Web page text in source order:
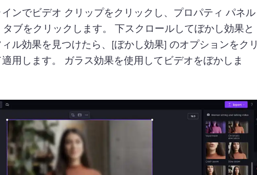
ンでビデオ クリップをクリックし、プロパティ パネル
ブをクリックします。 下スクロールしてぼかし効果と
ル効果を見つけたら、[ぼかし効果] のオプションをクリ
用します。 ガラス効果を使用してビデオをぼかしま